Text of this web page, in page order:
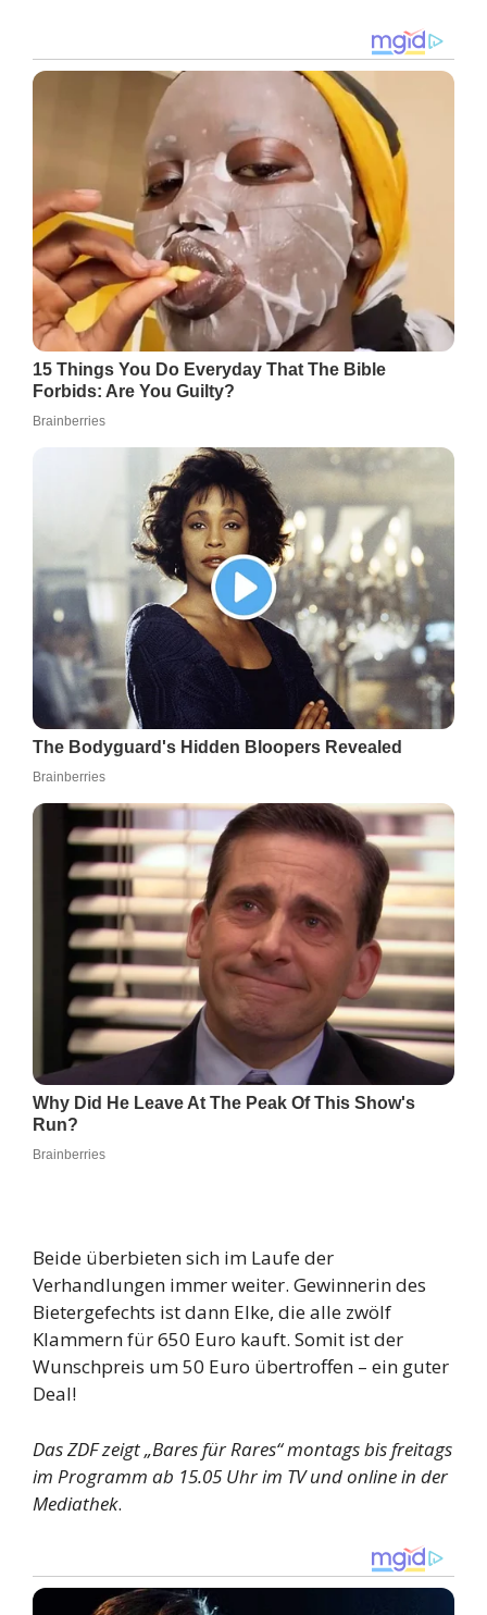
Beide überbieten sich im Laufe der
Verhandlungen immer weiter. Gewinnerin des
Bietergefechts ist dann Elke, die alle zwölf
Klammern für 650 Euro kauft. Somit ist der
Wunschpreis um 50 Euro übertroffen – ein guter
Deal!
Das ZDF zeigt „Bares für Rares“ montags bis freitags
im Programm ab 15.05 Uhr im TV und online in der
Mediathek.